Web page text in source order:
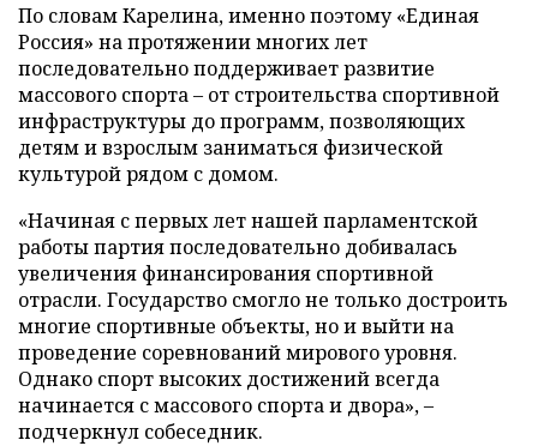
По словам Карелина, именно поэтому «Единая
Россия» на протяжении многих лет
последовательно поддерживает развитие
массового спорта – от строительства спортивной
инфраструктуры до программ, позволяющих
детям и взрослым заниматься физической
культурой рядом с домом.
«Начиная с первых лет нашей парламентской
работы партия последовательно добивалась
увеличения финансирования спортивной
отрасли. Государство смогло не только достроить
многие спортивные объекты, но и выйти на
проведение соревнований мирового уровня.
Однако спорт высоких достижений всегда
начинается с массового спорта и двора», –
подчеркнул собеседник.